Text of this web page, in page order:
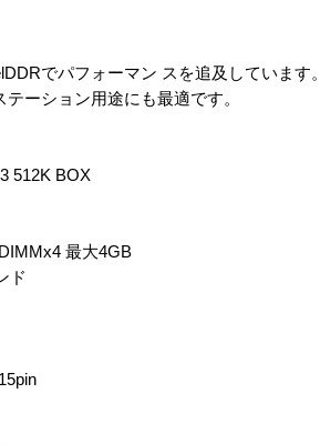
でパフォーマン スを追及しています。
ーション用途にも最適です。
512K BOX
最大4GB
ド